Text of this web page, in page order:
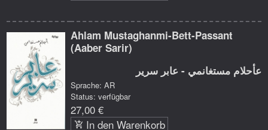
Ahlam Mustaghanmi-Bett-Passant
(Aaber Sarir)
عأحلام مستغانمي - عابر سرير
Sprache: AR
Status: verfügbar
27,00 €
In den Warenkorb